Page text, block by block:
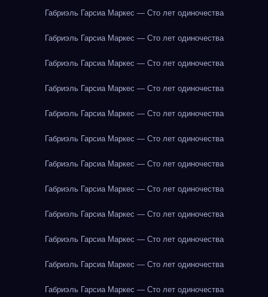
Габриэль Гарсиа Маркес — Сто лет одиночества
Габриэль Гарсиа Маркес — Сто лет одиночества
Габриэль Гарсиа Маркес — Сто лет одиночества
Габриэль Гарсиа Маркес — Сто лет одиночества
Габриэль Гарсиа Маркес — Сто лет одиночества
Габриэль Гарсиа Маркес — Сто лет одиночества
Габриэль Гарсиа Маркес — Сто лет одиночества
Габриэль Гарсиа Маркес — Сто лет одиночества
Габриэль Гарсиа Маркес — Сто лет одиночества
Габриэль Гарсиа Маркес — Сто лет одиночества
Габриэль Гарсиа Маркес — Сто лет одиночества
Габриэль Гарсиа Маркес — Сто лет одиночества